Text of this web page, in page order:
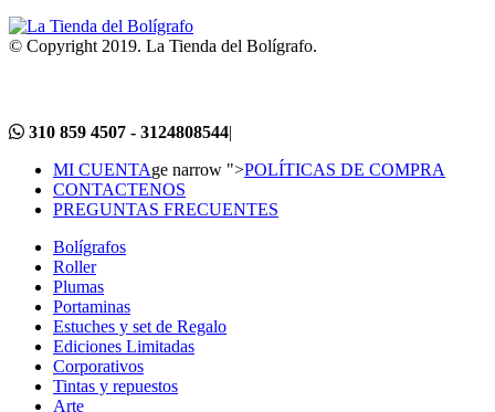
© Copyright 2019. La Tienda del Bolígrafo.
310 859 4507 - 3124808544|
MI CUENTAge narrow ">POLÍTICAS DE COMPRA
CONTACTENOS
PREGUNTAS FRECUENTES
Bolígrafos
Roller
Plumas
Portaminas
Estuches y set de Regalo
Ediciones Limitadas
Corporativos
Tintas y repuestos
Arte